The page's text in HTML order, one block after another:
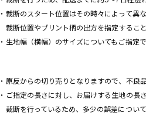
・裁断のスタート位置はその時々によって異
裁断位置やプリント柄の出方を指定するこ
・生地幅（横幅）のサイズについてもご指定
・原反からの切り売りとなりますので、不良
・ご指定の長さに対し、お届けする生地の長
裁断を行っているため、多少の誤差につい